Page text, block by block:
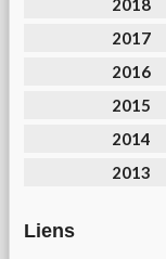
2018
2017
2016
2015
2014
2013
Liens